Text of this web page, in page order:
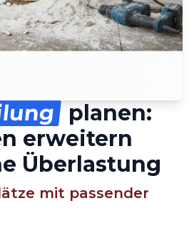
planen:
erweitern
Überlastung
mit passender